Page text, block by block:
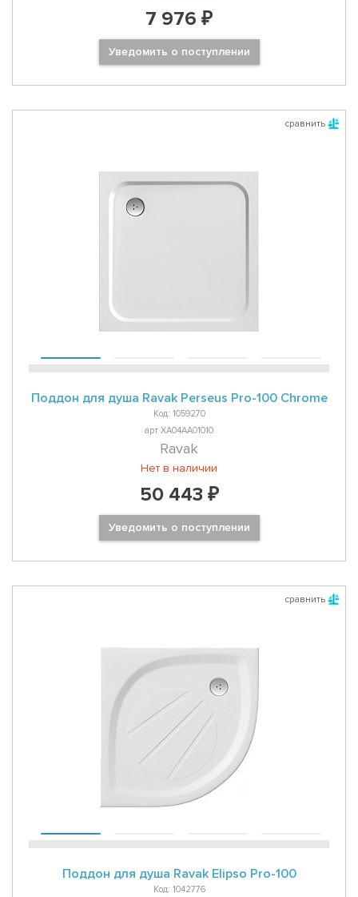
7 976 ₽
Уведомить о поступлении
сравнить
Поддон для душа Ravak Perseus Pro-100 Chrome
Код: 1059270
арт XA04AA01010
Ravak
Нет в наличии
50 443 ₽
Уведомить о поступлении
сравнить
Поддон для душа Ravak Elipso Pro-100
Код: 1042776